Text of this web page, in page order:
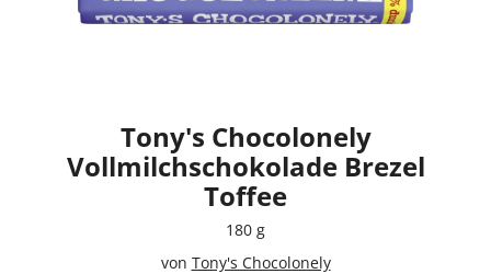
Tony's Chocolonely
Vollmilchschokolade Brezel
Toffee
180 g
von Tony's Chocolonely